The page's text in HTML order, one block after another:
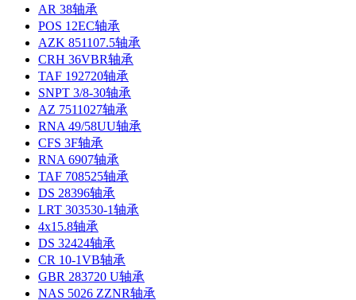
AR 38轴承
POS 12EC轴承
AZK 851107.5轴承
CRH 36VBR轴承
TAF 192720轴承
SNPT 3/8-30轴承
AZ 7511027轴承
RNA 49/58UU轴承
CFS 3F轴承
RNA 6907轴承
TAF 708525轴承
DS 28396轴承
LRT 303530-1轴承
4x15.8轴承
DS 32424轴承
CR 10-1VB轴承
GBR 283720 U轴承
NAS 5026 ZZNR轴承